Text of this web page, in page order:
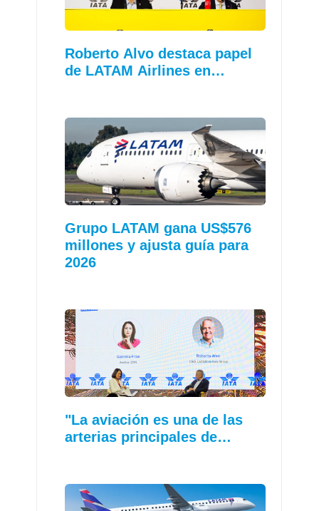
Roberto Alvo destaca papel
de LATAM Airlines en…
Grupo LATAM gana US$576
millones y ajusta guía para
2026
"La aviación es una de las
arterias principales de…